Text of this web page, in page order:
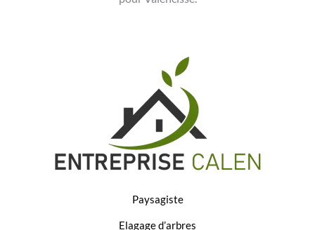
Paysagiste
Elagage d’arbres